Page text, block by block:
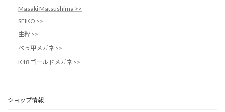
Masaki Matsushima >>
SEIKO >>
生粋 >>
べっ甲メガネ >>
K18 ゴールドメガネ >>
ショップ情報